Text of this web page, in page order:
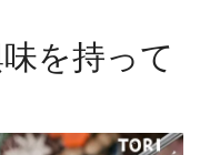
を持って